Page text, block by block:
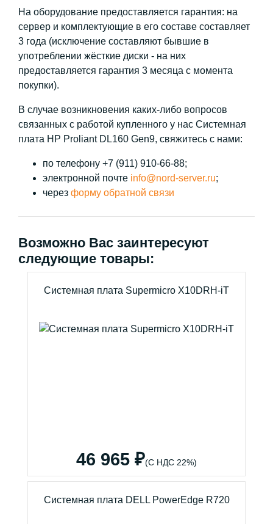
На оборудование предоставляется гарантия: на
сервер и комплектующие в его составе составляет
3 года (исключение составляют бывшие в
употреблении жёсткие диски - на них
предоставляется гарантия 3 месяца с момента
покупки).
В случае возникновения каких-либо вопросов
связанных с работой купленного у нас Системная
плата HP Proliant DL160 Gen9, свяжитесь с нами:
по телефону +7 (911) 910-66-88;
электронной почте info@nord-server.ru;
через форму обратной связи
Возможно Вас заинтересуют
следующие товары:
Системная плата Supermicro X10DRH-iT
46 965 ₽(С НДС 22%)
Системная плата DELL PowerEdge R720